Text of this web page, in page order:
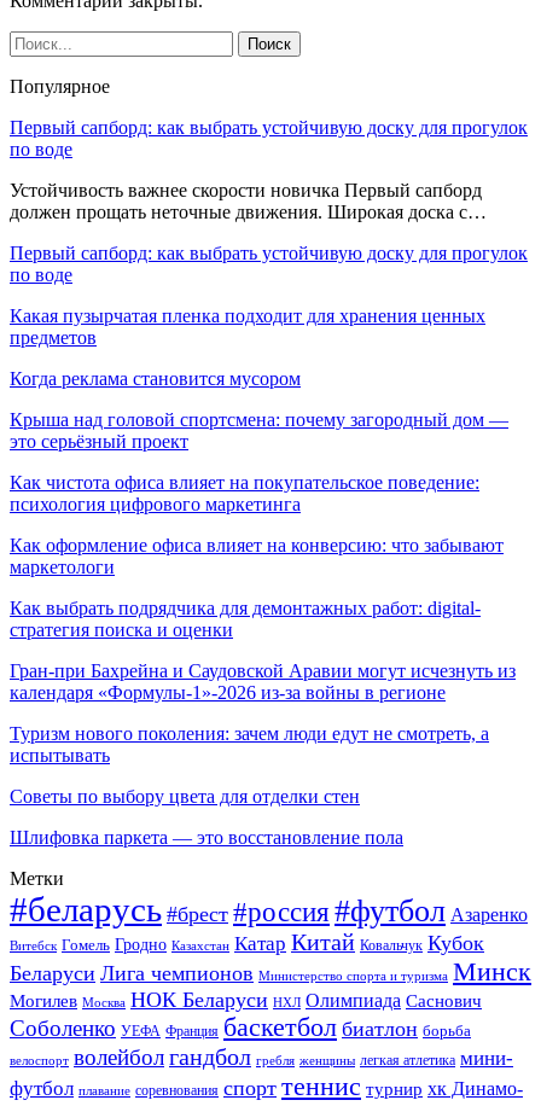
Популярное
Первый сапборд: как выбрать устойчивую доску для прогулок
по воде
Устойчивость важнее скорости новичка Первый сапборд
должен прощать неточные движения. Широкая доска с…
Первый сапборд: как выбрать устойчивую доску для прогулок
по воде
Какая пузырчатая пленка подходит для хранения ценных
предметов
Когда реклама становится мусором
Крыша над головой спортсмена: почему загородный дом —
это серьёзный проект
Как чистота офиса влияет на покупательское поведение:
психология цифрового маркетинга
Как оформление офиса влияет на конверсию: что забывают
маркетологи
Как выбрать подрядчика для демонтажных работ: digital-
стратегия поиска и оценки
Гран-при Бахрейна и Саудовской Аравии могут исчезнуть из
календаря «Формулы-1»-2026 из-за войны в регионе
Туризм нового поколения: зачем люди едут не смотреть, а
испытывать
Советы по выбору цвета для отделки стен
Шлифовка паркета — это восстановление пола
Метки
#беларусь #брест #россия#футбол Азаренко
Витебск Гомель Гродно Казахстан Катар Китай Ковальчук Кубок
Беларуси Лига чемпионов Министерство спорта и туризма Минск
Могилев Москва НОК Беларуси НХЛ Олимпиада Саснович
Соболенко УЕФА Франция баскетбол биатлон борьба
велоспорт волейболгандбол гребля женщины легкая атлетика мини-
футбол плавание соревнования спорт теннис турнир хк Динамо-